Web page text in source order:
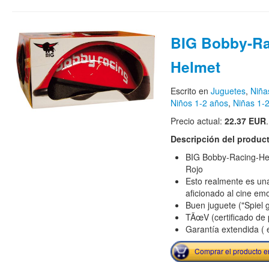
BIG Bobby-
Helmet
Escrito en Juguetes,
Niños 1-2 años, Niñas 1-
Precio actual: 22.37 EUR.
Descripción del
BIG Bobby-Racing-
Rojo
Esto realmente es
aficionado al cine
Buen juguete ("Spiel
TÃœV (certificado de
Garantía extendida (
Comprar el producto